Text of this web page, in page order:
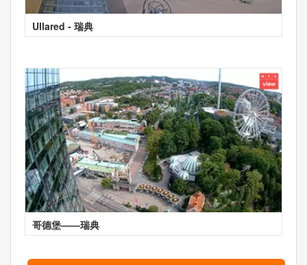
Ullared - 瑞典
哥德堡——瑞典